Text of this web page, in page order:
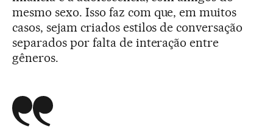
mesmo sexo. Isso faz com que, em muitos
casos, sejam criados estilos de conversação
separados por falta de interação entre
gêneros.